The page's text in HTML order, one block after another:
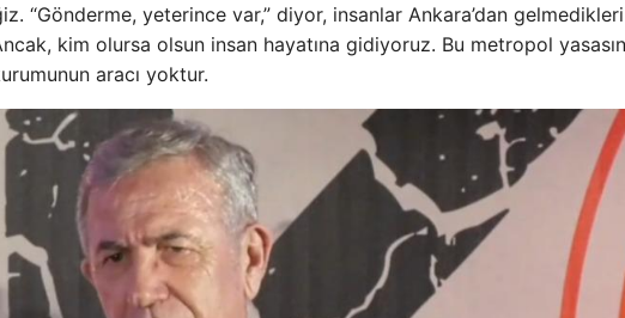
“Gönderme, yeterince var,” diyor, insanlar Ankara’dan gelmedikleri
kim olursa olsun insan hayatına gidiyoruz. Bu metropol
aracı yoktur.